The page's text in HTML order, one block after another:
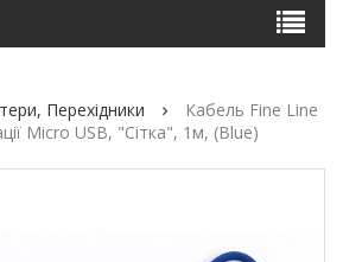
Перехідники
Кабель Fine Line
Micro USB, "сітка", 1м, (blue)